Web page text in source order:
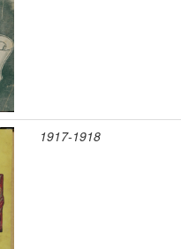
1917-1918